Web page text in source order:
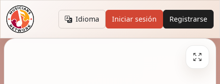
Idioma Iniciar sesión Registrarse